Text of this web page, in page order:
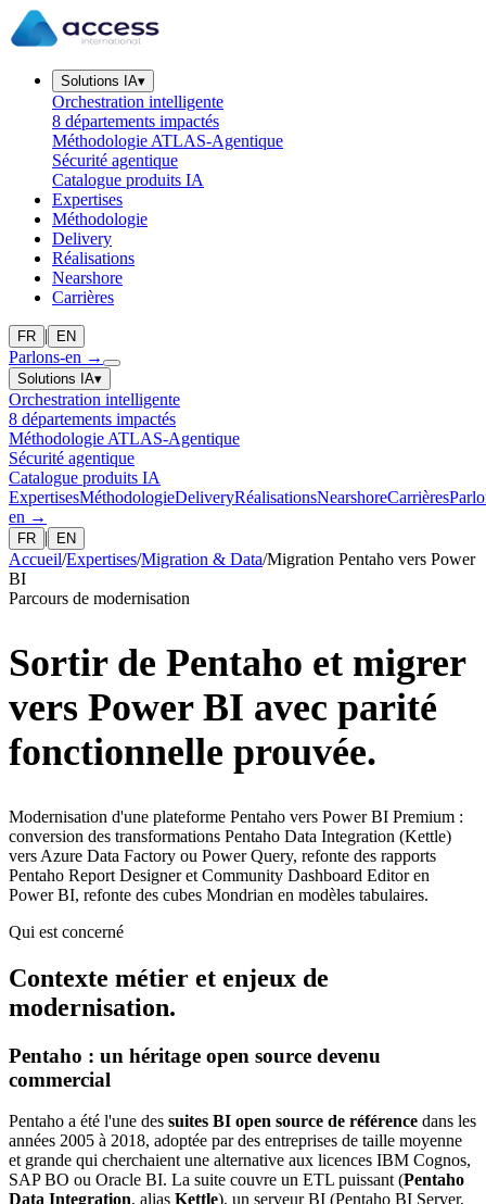
Solutions IA▾
Orchestration intelligente
8 départements impactés
Méthodologie ATLAS-Agentique
Sécurité agentique
Catalogue produits IA
Expertises
Méthodologie
Delivery
Réalisations
Nearshore
Carrières
FR | EN
Parlons-en →
Solutions IA▾
Orchestration intelligente
8 départements impactés
Méthodologie ATLAS-Agentique
Sécurité agentique
Catalogue produits IA
ExpertisesMéthodologieDeliveryRéalisationsNearshoreCarrières
en →
FR | EN
Accueil/Expertises/Migration & Data/Migration Pentaho vers Power
BI
Parcours de modernisation
Sortir de Pentaho et migrer
vers Power BI avec parité
fonctionnelle prouvée.
Modernisation d'une plateforme Pentaho vers Power BI Premium :
conversion des transformations Pentaho Data Integration (Kettle)
vers Azure Data Factory ou Power Query, refonte des rapports
Pentaho Report Designer et Community Dashboard Editor en
Power BI, refonte des cubes Mondrian en modèles tabulaires.
Qui est concerné
Contexte métier et enjeux de
modernisation.
Pentaho : un héritage open source devenu
commercial
Pentaho a été l'une des suites BI open source de référence dans les
années 2005 à 2018, adoptée par des entreprises de taille moyenne
et grande qui cherchaient une alternative aux licences IBM Cognos,
SAP BO ou Oracle BI. La suite couvre un ETL puissant (Pentaho
Data Integration, alias Kettle), un serveur BI (Pentaho BI Server,